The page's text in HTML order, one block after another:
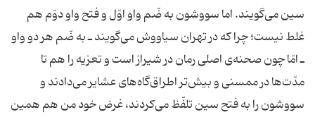
سین می‌گویند. اما سووشون به ضّم واو اوّل و فتح واو دوّم هم
غلط نیست؛ چرا که در تهران سیاووش می‌گویند ـ به ضّم هر دو واو
ـ امّا چون صحنه‌ی اصلی رمان در شیراز است و تعزیه را هم تا
مدّت‌ها در ممسنی و بیش‌تر اطراق‌گاه‌های عشایر می‌دادند و
سووشون را به فتح سین تلفّظ می‌کردند، غرض خود من هم همین